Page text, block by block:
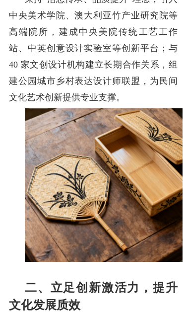
中央美术学院、澳大利亚竹产业研究院等
高端院所，建成中央美院传统工艺工作
站、中英创意设计实验室等创新平台；与
40 家文创设计机构建立长期合作关系，组
建公园城市乡村表达设计师联盟，为民间
文化艺术创新提供专业支撑。
二、立足创新激活力，提升
文化发展质效